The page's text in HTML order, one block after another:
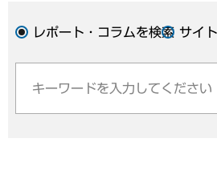
レポート・コラムを検索 サイ